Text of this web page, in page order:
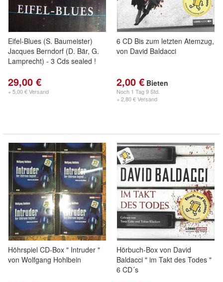
Eifel-Blues (S. Baumeister)
Jacques Berndorf (D. Bär, G.
Lamprecht) - 3 Cds sealed !
29,00 €
+ 5,00 € Versand
6 CD Bis zum letzten Atemzug,
von David Baldacci
2,00 € Bieten
Noch 1 Tag 9 Std.
+ 2,80 € Versand
Höhrspiel CD-Box " Intruder "
von Wolfgang Hohlbein
Hörbuch-Box von David
Baldacci " im Takt des Todes "
6 CD´s